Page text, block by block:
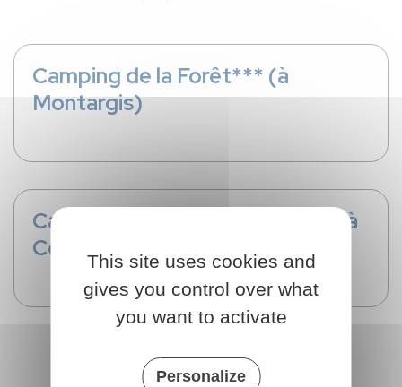
Camping de la Forêt*** (à
Montargis)
Camping des Rives du Loing** (à
Cepoy)This site uses cookies and
gives you control over what
you want to activate
Personalize